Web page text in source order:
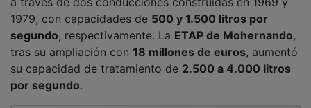
1979, con capacidades de500 y 1.500 litros por
segundo, respectivamente. La ETAP de Mohernando
tras su ampliación con18 millones de euros, aumentó
su capacidad de tratamiento de2.500 a 4.000 litros
por segundo